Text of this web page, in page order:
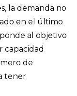
la demanda no
en el último
al objetivo
capacidad
de
tener